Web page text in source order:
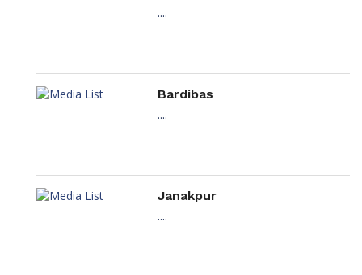
....
Bardibas
....
Janakpur
....